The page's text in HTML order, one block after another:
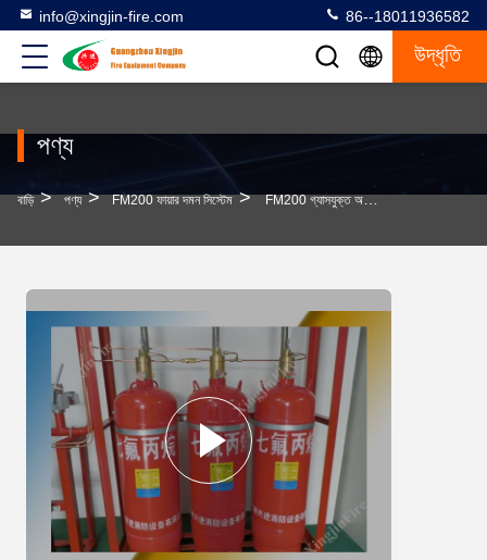
info@xingjin-fire.com 86--18011936582
উদ্ধৃতি
পণ্য
বাড়ি > পণ্য > FM200 ফায়ার দমন সিস্টেম > FM200 গ্যাসযুক্ত অগ্নি নির্বাপক সিস্টেম গরম ধোঁয়া সনাক্তকারী ডিটেক্টর সহ সনাক্তকরণ সিস্টেম